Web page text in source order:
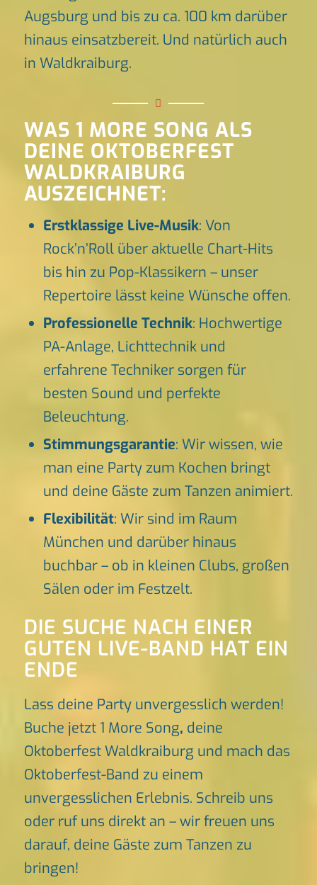
Augsburg und bis zu ca. 100 km darüber
hinaus einsatzbereit. Und natürlich auch
in Waldkraiburg.
WAS 1 MORE SONG ALS
DEINE OKTOBERFEST
WALDKRAIBURG
AUSZEICHNET:
Erstklassige Live-Musik: Von
Rock’n’Roll über aktuelle Chart-Hits
bis hin zu Pop-Klassikern – unser
Repertoire lässt keine Wünsche offen.
Professionelle Technik: Hochwertige
PA-Anlage, Lichttechnik und
erfahrene Techniker sorgen für
besten Sound und perfekte
Beleuchtung.
Stimmungsgarantie: Wir wissen, wie
man eine Party zum Kochen bringt
und deine Gäste zum Tanzen animiert.
Flexibilität: Wir sind im Raum
München und darüber hinaus
buchbar – ob in kleinen Clubs, großen
Sälen oder im Festzelt.
DIE SUCHE NACH EINER
GUTEN LIVE-BAND HAT EIN
ENDE
Lass deine Party unvergesslich werden!
Buche jetzt 1 More Song, deine
Oktoberfest Waldkraiburg und mach das
Oktoberfest-Band zu einem
unvergesslichen Erlebnis. Schreib uns
oder ruf uns direkt an – wir freuen uns
darauf, deine Gäste zum Tanzen zu
bringen!